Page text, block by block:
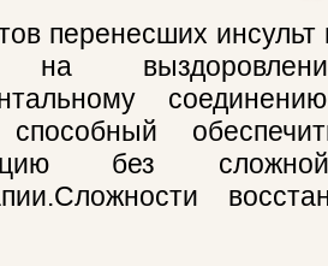
перенесших инсульт
на
способный
без